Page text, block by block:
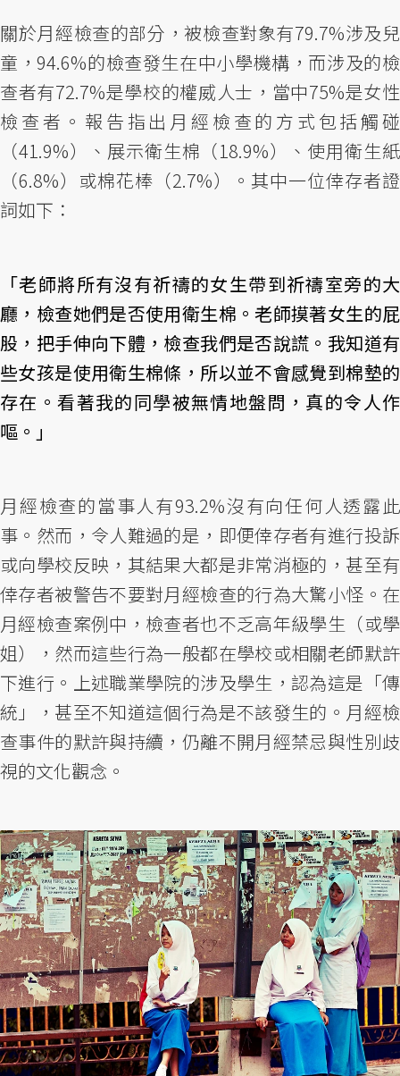
關於月經檢查的部分，被檢查對象有79.7%涉及兒
童，94.6%的檢查發生在中小學機構，而涉及的檢
查者有72.7%是學校的權威人士，當中75%是女性
檢查者。報告指出月經檢查的方式包括觸碰
（41.9%）、展示衛生棉（18.9%）、使用衛生紙
（6.8%）或棉花棒（2.7%）。其中一位倖存者證
詞如下：
「老師將所有沒有祈禱的女生帶到祈禱室旁的大
廳，檢查她們是否使用衛生棉。老師摸著女生的屁
股，把手伸向下體，檢查我們是否說謊。我知道有
些女孩是使用衛生棉條，所以並不會感覺到棉墊的
存在。看著我的同學被無情地盤問，真的令人作
嘔。」
月經檢查的當事人有93.2%沒有向任何人透露此
事。然而，令人難過的是，即便倖存者有進行投訴
或向學校反映，其結果大都是非常消極的，甚至有
倖存者被警告不要對月經檢查的行為大驚小怪。在
月經檢查案例中，檢查者也不乏高年級學生（或學
姐），然而這些行為一般都在學校或相關老師默許
下進行。上述職業學院的涉及學生，認為這是「傳
統」，甚至不知道這個行為是不該發生的。月經檢
查事件的默許與持續，仍離不開月經禁忌與性別歧
視的文化觀念。